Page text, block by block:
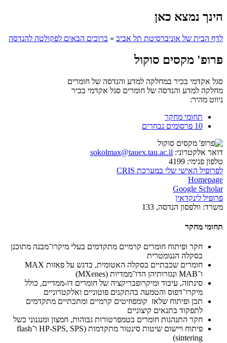
הינך נמצא כאן
לדף הבית של אוניברסיטת תל אביב » ברוכים הבאים לפקולטה להנדסה
פרופ' מקסים סוקול
סגל אקדמי בכיר במחלקה למדע והנדסה של חומרים
מחלקה למדע והנדסה של חומרים סגל אקדמי בכיר
ניווט מהיר:
תחומי מחקר
10 פרסומים נבחרים
דואר אלקטרוני: sokolmax@tauex.tau.ac.il
טלפון פנימי:
לפרופיל האישי שלי במערכת CRIS
Homepage
Google Scholar‬
פרופיל לינקדאין
משרד: וולפסון הנדסה, 133
תחומי מחקר
חקר ופיתוח חומרים קרמיים מתקדמים בעלי מיקרו־מבנה מתוכנן
בסקלה הננומטרית
חומרים שכבתיים בסקלה האטומית, בדגש על פאזות MAX
ו־MAB ונגזרותיהן הדו־ממדיות (MXenes)
סינתזה, עיבוד ומיקרופבריקציה של חומרים דו-ממדיים, כולל
מיקרו־דפוס והטמעה בהתקנים פוטוניים ואלקטרוניים
תכן ופיתוח שלאז קומפוזיטים קרמיים ומתכתיים מתקדמים
לתפקוד בתנאים קיצוניים
חקר התנהגות חומרים בטמפרטורות גבוהות, חמצון ומנגנוני כשל
פיתוח ויישום שיטות סינטור מתקדמות (HP-SPS, SPS ו־flash
sintering)